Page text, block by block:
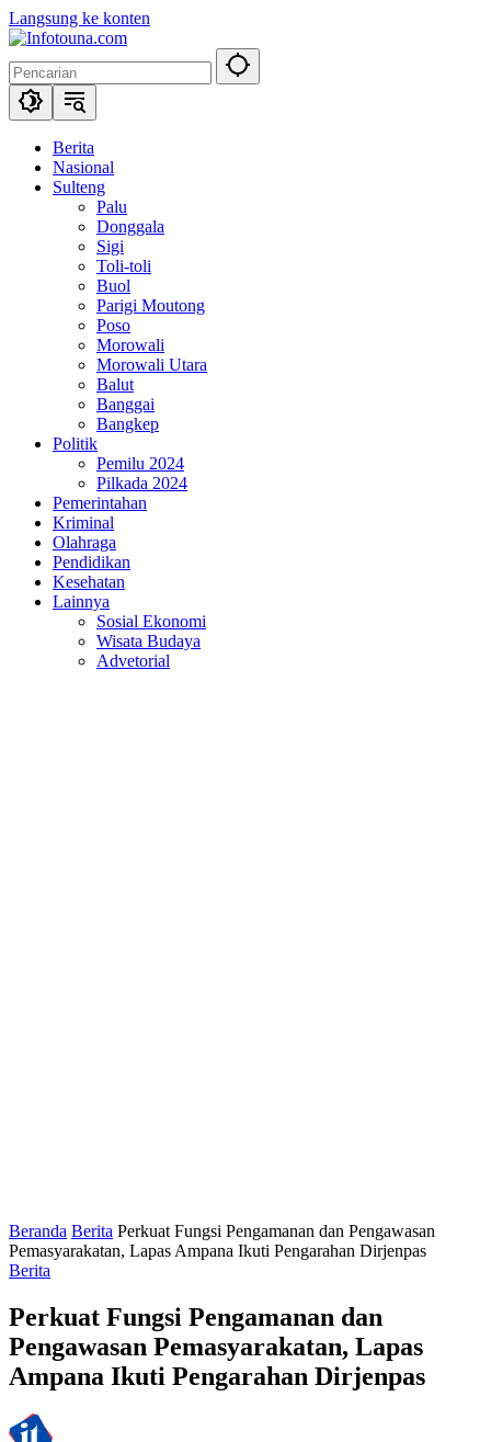
Langsung ke konten
Berita
Nasional
Sulteng
Palu
Donggala
Sigi
Toli-toli
Buol
Parigi Moutong
Poso
Morowali
Morowali Utara
Balut
Banggai
Bangkep
Politik
Pemilu 2024
Pilkada 2024
Pemerintahan
Kriminal
Olahraga
Pendidikan
Kesehatan
Lainnya
Sosial Ekonomi
Wisata Budaya
Advetorial
Beranda Berita Perkuat Fungsi Pengamanan dan Pengawasan
Pemasyarakatan, Lapas Ampana Ikuti Pengarahan Dirjenpas
Berita
Perkuat Fungsi Pengamanan dan
Pengawasan Pemasyarakatan, Lapas
Ampana Ikuti Pengarahan Dirjenpas